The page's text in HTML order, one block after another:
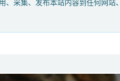
、采集、发布本站内容到任何网站